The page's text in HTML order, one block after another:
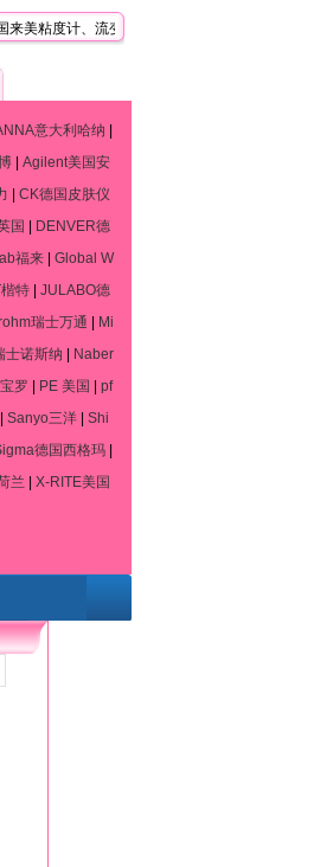
粘度计、流变仪、质构仪技术服务中心)，是一家
意大利哈纳
Agilent美国安
CK德国皮肤仪
国
DENVER德
福来
Global W
特
JULABO德
瑞士万通
Mi
士诺斯纳
Naber
罗 PE 美国
pf
Sanyo三洋
Shi
德国西格玛|
兰
X-RITE美国